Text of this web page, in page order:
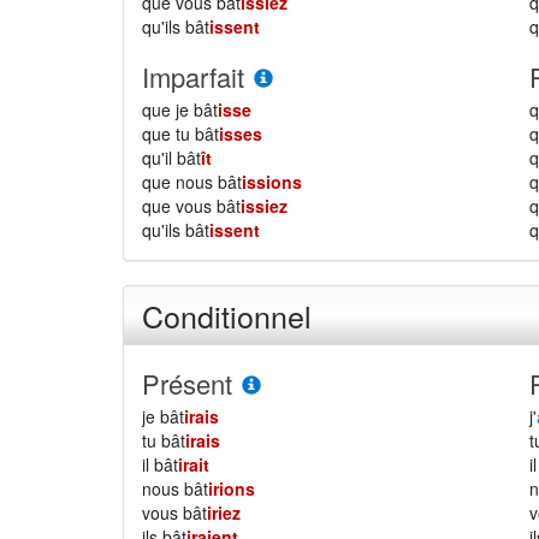
qu'ils bâtissent
Imparfait
que je bâtisse
que tu bâtisses
qu'il bâtît
que nous bâtissions
que vous bâtissiez
qu'ils bâtissent
Conditionnel
Présent
je bâtirais
tu bâtirais
il bâtirait
nous bâtirions
vous bâtiriez
j'